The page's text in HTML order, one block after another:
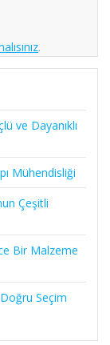
.
ve Dayanıklı
Mühendisliği
Çeşitli
Bir Malzeme
Seçim